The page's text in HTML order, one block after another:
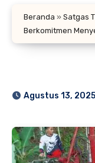
Beranda » Satgas
Berkomitmen
Agustus 13, 2025